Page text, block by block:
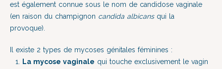
est également connue sous le nom de candidose vaginale
(en raison du champignon candida albicans qui la
provoque).
Il existe 2 types de mycoses génitales féminines :
La mycose vaginale qui touche exclusivement le vagin